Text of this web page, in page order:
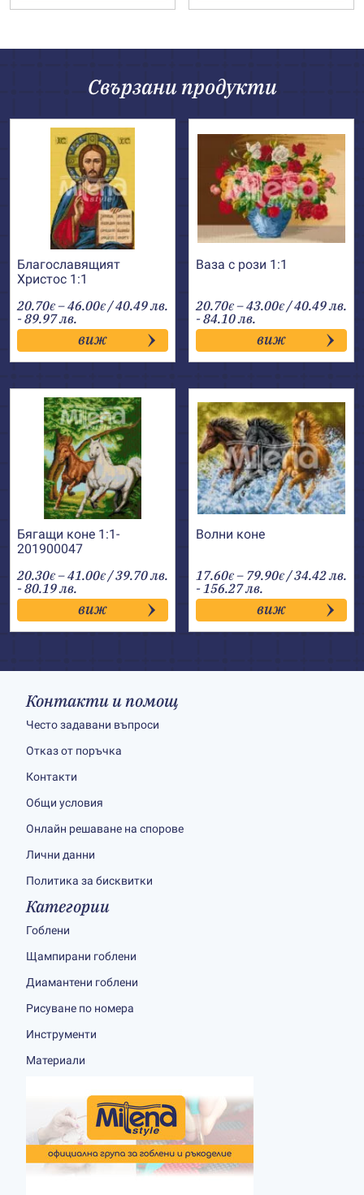
Свързани продукти
Благославящият
Христос 1:1
20.70€ –46.00€Price
range:
20.70€
through
46.00€
/ 40.49 лв.
- 89.97 лв.
виж
Ваза с рози 1:1
20.70€ –43.00€Price
range:
20.70€
through
43.00€
/ 40.49 лв.
- 84.10 лв.
виж
Бягащи коне 1:1-
201900047
20.30€ –41.00€Price
range:
20.30€
through
41.00€
/ 39.70 лв.
- 80.19 лв.
виж
Волни коне
17.60€ – 79.90€Price
range:
17.60€
through
79.90€
/ 34.42 лв.
- 156.27 лв.
виж
Контакти и помощ
Често задавани въпроси
Отказ от поръчка
Контакти
Общи условия
Онлайн решаване на спорове
Лични данни
Политика за бисквитки
Категории
Гоблени
Щампирани гоблени
Диамантени гоблени
Рисуване по номера
Инструменти
Материали